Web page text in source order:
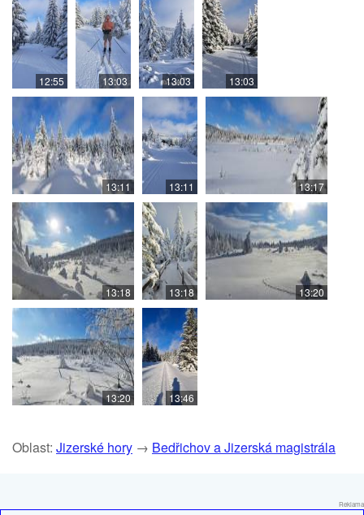
12:55 13:03 13:03 13:03
13:11 13:11 13:17
13:18 13:18 13:20
13:20 13:46
Oblast: Jizerské hory → Bedřichov a Jizerská magistrála
Reklama